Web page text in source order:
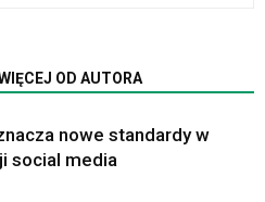
OD AUTORA
nowe standardy w
social media